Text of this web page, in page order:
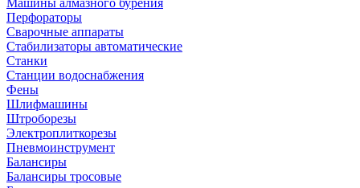
Машины алмазного бурения
Перфораторы
Сварочные аппараты
Стабилизаторы автоматические
Станки
Станции водоснабжения
Фены
Шлифмашины
Штроборезы
Электроплиткорезы
Пневмоинструмент
Балансиры
Балансиры тросовые